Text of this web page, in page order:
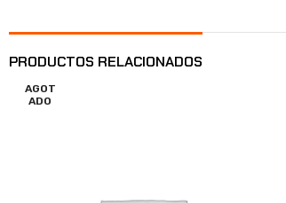
PRODUCTOS RELACIONADOS
AGOT
ADO